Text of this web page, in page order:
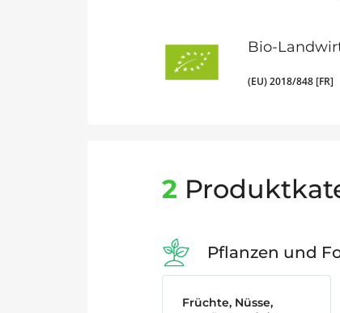
Bio-
(EU) 2018/848 [FR]
2
Pflanzen und
Früchte, Nüsse,